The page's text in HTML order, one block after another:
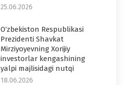
25.06.2026
O‘zbekiston Respublikasi
Prezidenti Shavkat
Mirziyoyevning Xorijiy
investorlar kengashining
yalpi majlisidagi nutqi
18.06.2026